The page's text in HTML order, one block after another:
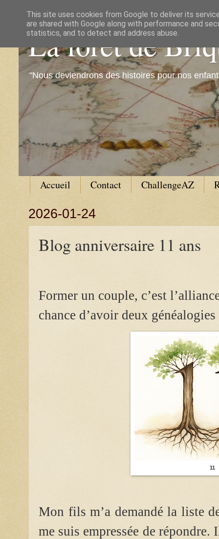
La forêt de
"Nous deviendrons des histoires pour nos
Accueil Contact ChallengeAZ
2026-01-24
Blog anniversaire 11 ans
Former un couple, c’est
chance d’avoir deux
11
Mon fils m’a demandé la liste
me suis empressée de
This site uses cookies from Google to deliver its
are shared with Google along with performance and
statistics, and to detect and address abuse.